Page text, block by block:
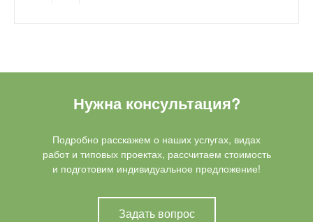
Нужна консультация?
Подробно расскажем о наших услугах, видах
работ и типовых проектах, рассчитаем стоимость
и подготовим индивидуальное предложение!
Задать вопрос